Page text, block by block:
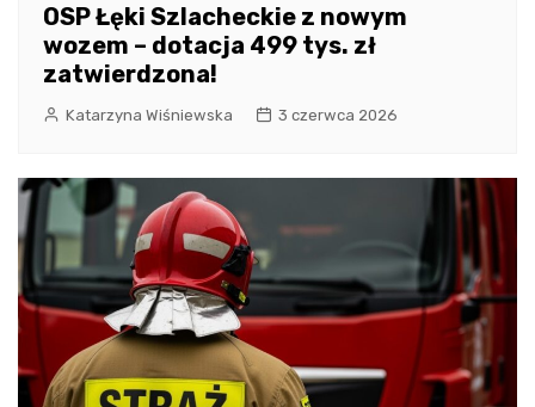
OSP Łęki Szlacheckie z nowym
wozem – dotacja 499 tys. zł
zatwierdzona!
Katarzyna Wiśniewska 3 czerwca 2026